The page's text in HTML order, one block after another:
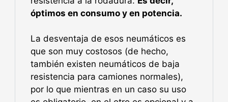
óptimos en consumo y en potencia.
La desventaja de esos neumáticos es
que son muy costosos (de hecho,
también existen neumáticos de baja
resistencia para camiones normales),
por lo que mientras en un caso su uso